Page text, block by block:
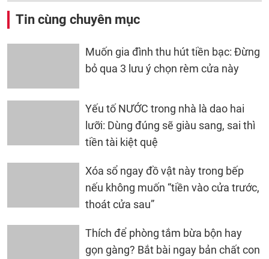
Tin cùng chuyên mục
Muốn gia đình thu hút tiền bạc: Đừng
bỏ qua 3 lưu ý chọn rèm cửa này
Yếu tố NƯỚC trong nhà là dao hai
lưỡi: Dùng đúng sẽ giàu sang, sai thì
tiền tài kiệt quệ
Xóa sổ ngay đồ vật này trong bếp
nếu không muốn “tiền vào cửa trước,
thoát cửa sau”
Thích để phòng tắm bừa bộn hay
gọn gàng? Bắt bài ngay bản chất con